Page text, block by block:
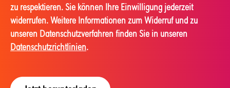
zu respektieren. Sie können Ihre Einwilligung jederzeit
widerrufen. Weitere Informationen zum Widerruf und zu
unseren Datenschutzverfahren finden Sie in unseren
Datenschutzrichtlinien.